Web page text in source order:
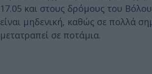
17.05 και στους δρόμους του
είναι μηδενική, καθώς σε πολλά
μετατραπεί σε ποτάμια.